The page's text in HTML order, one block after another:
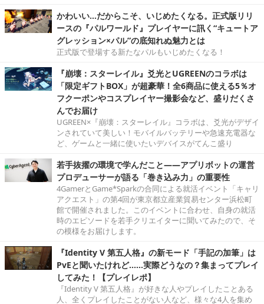
かわいい…だからこそ、いじめたくなる。正式版リリ
ースの『パルワールド』プレイヤーに訊く“キュートア
グレッション×パル”の底知れぬ魅力とは
正式版で登場する新たなパルもいじめたくなる！
『崩壊：スターレイル』爻光とUGREENのコラボは
「限定ギフトBOX」が超豪華！全6商品に使える5％オ
フクーポンやコスプレイヤー撮影会など、盛りだくさ
んでお届け
UGREEN×『崩壊：スターレイル』コラボは、爻光がデザイ
ンされていて美しい！モバイルバッテリーや急速充電器な
ど、ゲームと一緒に使いたいデバイスがてんこ盛り
若手抜擢の環境で学んだこと――アプリボットの運営
プロデューサーが語る「巻き込み力」の重要性
4GamerとGame*Sparkの合同による就活イベント「キャリ
アクエスト」の第4回が東京都立産業貿易センター浜松町
館で開催されました。このイベントに合わせ、自身の就活
時のエピソードを若手クリエイターに聞いてみたので、そ
の模様をお届けします。
『Identity V 第五人格』の新モード「手記の加筆」は
PvEと聞いたけれど……実際どうなの？集まってプレイ
してみた！【プレイレポ】
『Identity V 第五人格』が好きな人やプレイしたことある
人、全くプレイしたことがない人など、様々な4人を集め